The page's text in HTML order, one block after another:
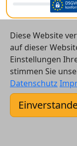
© 2026
Kontakt
Diese Website
auf dieser
Einstellungen
stimmen Sie
Datenschutz